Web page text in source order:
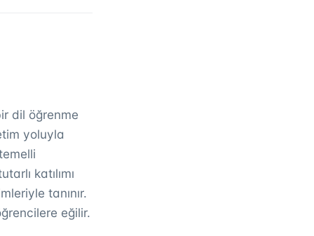
dil öğrenme
yoluyla
katılımı
tanınır.
eğilir.